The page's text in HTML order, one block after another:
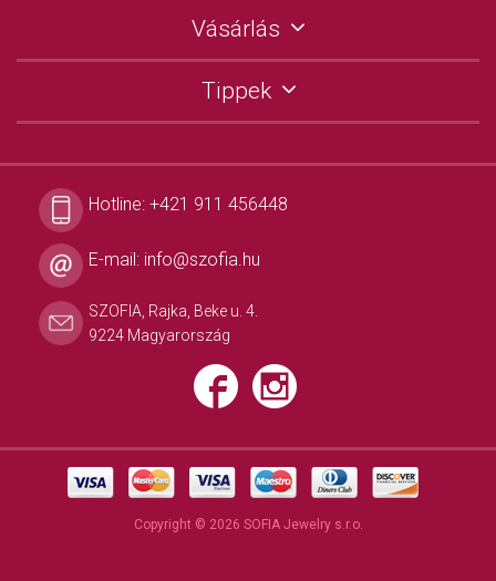
Vásárlás
Tippek
Hotline: +421 911 456448
E-mail: info@szofia.hu
SZOFIA, Rajka, Beke u. 4.
9224 Magyarország
Copyright © 2026 SOFIA Jewelry s.r.o.